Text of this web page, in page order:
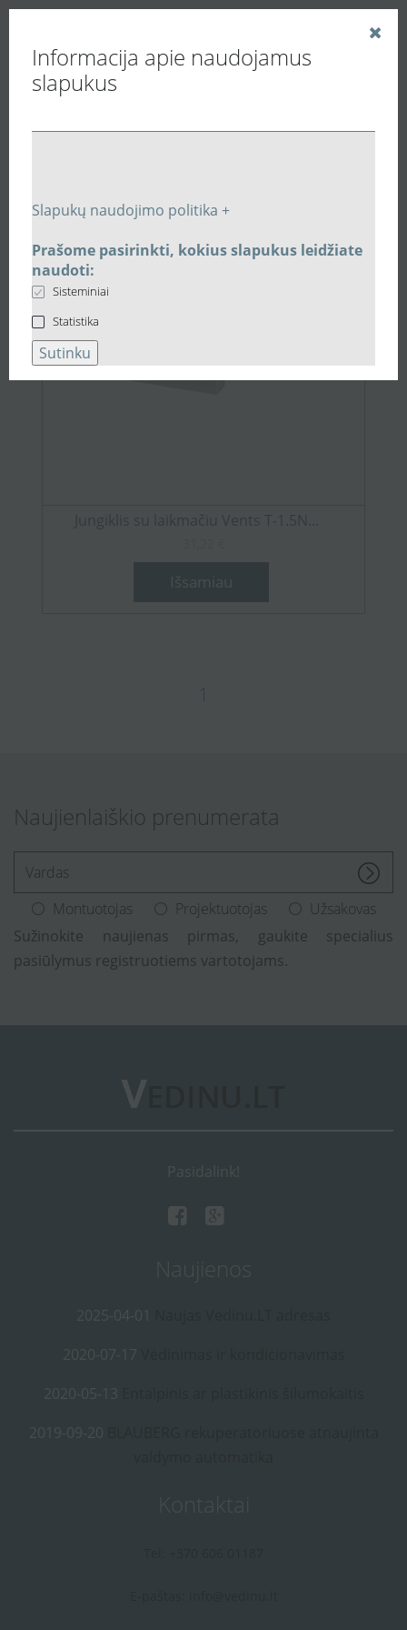
Informacija apie naudojamus
slapukus
Slapukų naudojimo politika +
Prašome pasirinkti, kokius slapukus leidžiate
naudoti:
Sisteminiai
Statistika
Sutinku
Vedinu.LT
31,22 €
Jungiklis su laikmačiu Vents T-1.5N...
Išsamiau
1
Naujienlaiškio prenumerata
Montuotojas Projektuotojas
Užsakovas
Sužinokite naujienas pirmas, gaukite specialius
pasiūlymus registruotiems vartotojams.
Pasidalink!
Naujienos
2025-04-01
2020-07-17
2020-05-13
2019-09-20
Kontaktai